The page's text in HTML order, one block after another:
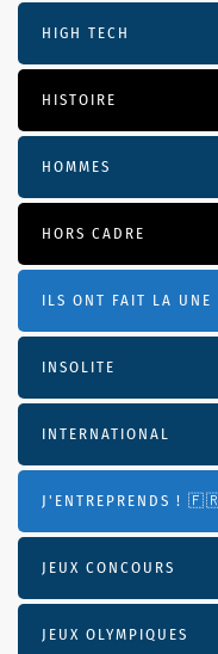
HIGH TECH
HISTOIRE
HOMMES
HORS CADRE
ILS ONT FAIT LA UNE
INSOLITE
INTERNATIONAL
J'ENTREPRENDS !
JEUX CONCOURS
JEUX OLYMPIQUES